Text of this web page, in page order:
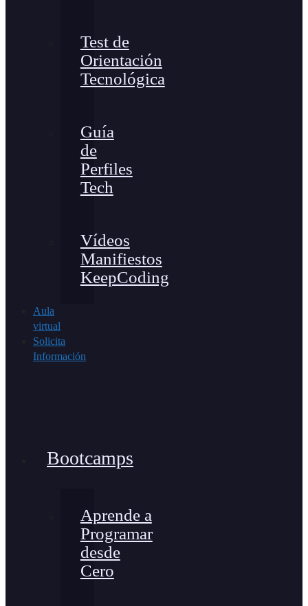
Test de
Orientación
Tecnológica
Guía
de
Perfiles
Tech
Vídeos
Manifiestos
KeepCoding
Aula
virtual
Solicita
Información
Bootcamps
Aprende a
Programar
desde
Cero